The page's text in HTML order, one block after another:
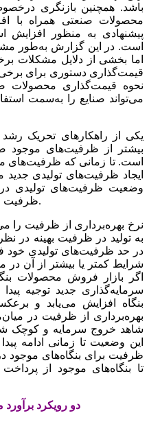
باشد. همچنین بازنگری‌‌‌
محصولات صنعتی‌‌‌ همراه با
پیشنهادی به منظور افزایش
است. ‌‌‌در این گزارش به‌طور
اما بخشی‌‌‌ از دلایل‌‌‌ مشکلات
قیمت‌گذاری‌‌‌ دستوری‌‌‌ برای‌‌‌
نحوه قیمت‌گذاری‌‌‌ محصولات
می‌‌‌تواند صنایع‌‌‌ را به‌‌‌سمت‌‌‌
یکی‌‌‌ از راهکارهای‌‌‌ تحریک‌‌‌ رشد
بیشتر از ظرفیت‌‌‌های‌‌‌ موجود
است‌‌‌. تا زمانی‌‌‌ که‌‌‌ ظرفیت‌‌‌های‌‌‌
ایجاد ظرفیت‌‌‌های‌‌‌ تولیدی‌‌‌ جدید
وضعیت‌‌‌ ظرفیت‌‌‌های‌‌‌ تولیدی‌‌‌ در
ظرفیت‌‌‌ بهره‌برداری‌نشده آنها ضروری‌‌‌ است.
نرخ بهره‌برداری‌‌‌ از ظرفیت‌‌‌ را
به‌‌‌ تولید در ظرفیت‌‌‌ بهینه‌‌‌ در
در حد ظرفیت‌‌‌های‌‌‌ تولیدی‌‌‌ خود
شرایط‌‌‌ کمتر یا بیشتر از آن در
اگر بازار فروش محصولات
سرمایه‌گذاری‌‌‌ جدید توجیه‌‌‌
بنگاه افزایش‌‌‌ می‌یابد و
بهره‌برداری‌‌‌ از ظرفیت‌‌‌ در
شاهد خروج سرمایه‌‌‌ و کوچک‌‌‌
این‌‌‌ وضعیت‌‌‌ تا زمانی‌‌‌ ادامه‌‌‌
ظرفیت‌‌‌ برای‌‌‌ بنگاه‌های‌‌‌
تا بنگاه‌های موجود از